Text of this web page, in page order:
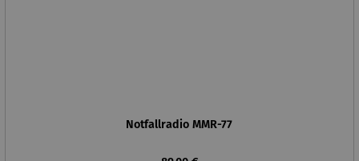
Notfallradio MMR-77